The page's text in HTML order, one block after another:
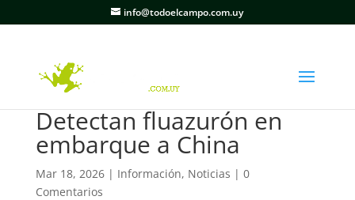
info@todoelcampo.com.uy
Detectan fluazurón en
embarque a China
Mar 18, 2026| Información, Noticias | 0
Comentarios